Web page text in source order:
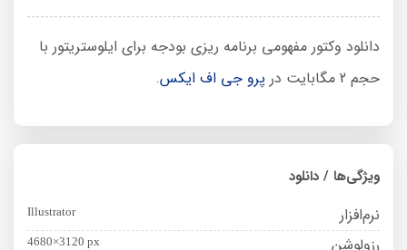
دانلود وکتور مفهومی برنامه ریزی بودجه برای ایلوستریتور با
حجم 2 مگابایت در
پرو جی اف ایکس.
ویژگی‌ها / دانلود
نرم‌افزار Illustrator
رزولوشن 4680×3120 px